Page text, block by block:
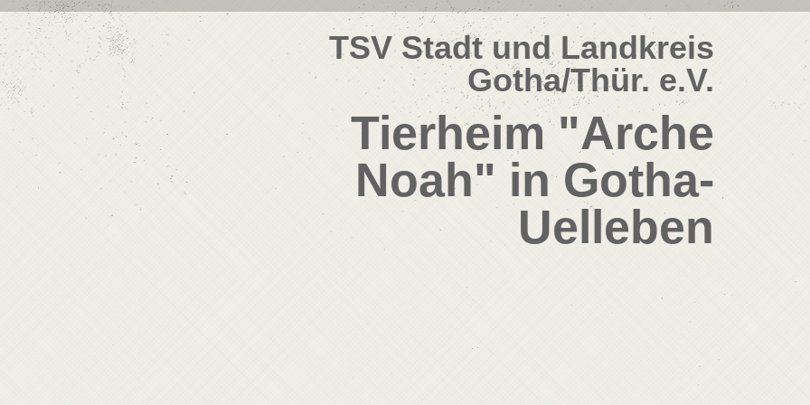
TSV Stadt und Landkreis
Gotha/Thür. e.V.
Tierheim "Arche
Noah" in Gotha-
Uelleben